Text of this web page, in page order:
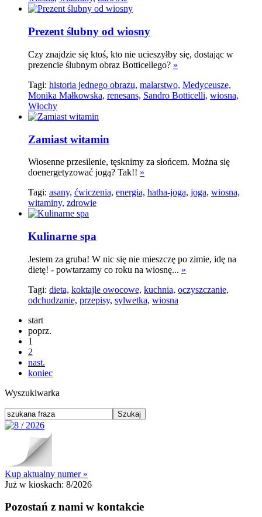
Prezent ślubny od wiosny
Czy znajdzie się ktoś, kto nie ucieszyłby się, dostając w
prezencie ślubnym obraz Botticellego? »
Tagi: historia jednego obrazu, malarstwo, Medyceusze,
Monika Małkowska, renesans, Sandro Botticelli, wiosna,
Włochy
Zamiast witamin
Wiosenne przesilenie, tęsknimy za słońcem. Można się
doenergetyzować jogą? Tak!! »
Tagi: asany, ćwiczenia, energia, hatha-joga, joga, wiosna,
witaminy, zdrowie
Kulinarne spa
Jestem za gruba! W nic się nie mieszczę po zimie, idę na
dietę! - powtarzamy co roku na wiosnę... »
Tagi: dieta, koktajle owocowe, kuchnia, oczyszczanie,
odchudzanie, przepisy, sylwetka, wiosna
start
poprz.
1
2
nast.
koniec
Wyszukiwarka
Kup aktualny numer »
Już w kioskach: 8/2026
Pozostań z nami w kontakcie